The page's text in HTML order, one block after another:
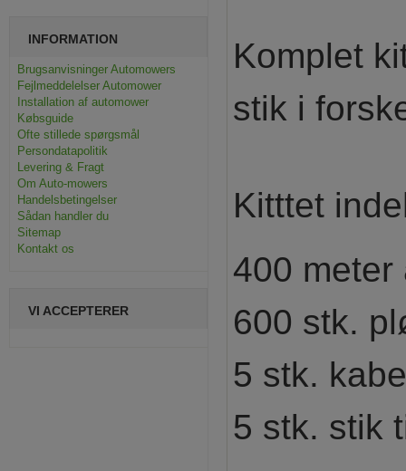
Komplet
stik i
Kitttet
400
600 stk.
5 stk.
5 stk. stik
INFORMATION
Brugsanvisninger Automowers
Fejlmeddelelser Automower
Installation af automower
Købsguide
Ofte stillede spørgsmål
Persondatapolitik
Levering & Fragt
Om Auto-mowers
Handelsbetingelser
Sådan handler du
Sitemap
Kontakt os
VI ACCEPTERER